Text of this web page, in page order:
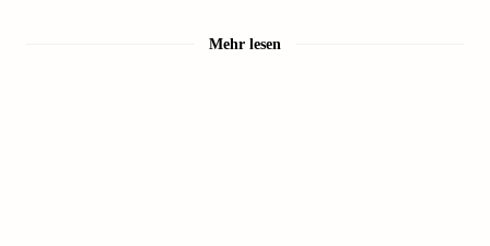
Mehr lesen